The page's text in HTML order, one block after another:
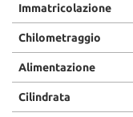
Immatricolazione
Chilometraggio
Alimentazione
Cilindrata